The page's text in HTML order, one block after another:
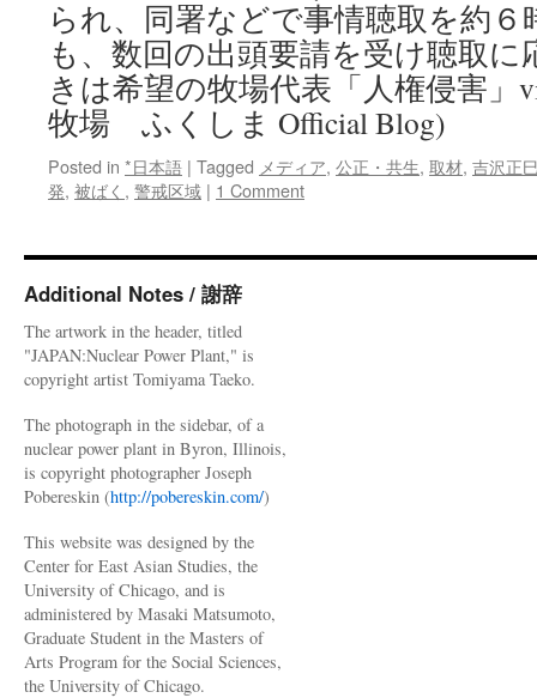
警
戒
区
域
内
で
積
み
上
り
け
る”屍”
via
日
刊
サ
イ
ゾ
ー
られ、同署などで事情聴取を約
も、数回の出頭要請を受け聴取
きは希望の牧場代表「人権侵害」
牧場 ふくしま Official Blog)
Posted in *日本語 | Tagged メディア, 公正・共生, 取材, 吉沢正
発, 被ばく , 警戒区域 | 1 Comment
Additional Notes / 謝辞
The artwork in the header, titled
"JAPAN:Nuclear Power Plant," is
copyright artist Tomiyama Taeko.
The photograph in the sidebar, of a
nuclear power plant in Byron, Illinois,
is copyright photographer Joseph
Pobereskin (http://pobereskin.com/)
This website was designed by the
Center for East Asian Studies, the
University of Chicago, and is
administered by Masaki Matsumoto,
Graduate Student in the Masters of
Arts Program for the Social Sciences,
the University of Chicago.